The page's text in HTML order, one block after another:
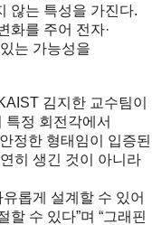
않는 특성을 가진다.
화를 주어 전자·
는 가능성을
김지한 교수팀이
특정 회전각에서
정한 형태임이 입증된
히 생긴 것이 아니라
롭게 설계할 수 있어
수 있다”며 “그래핀